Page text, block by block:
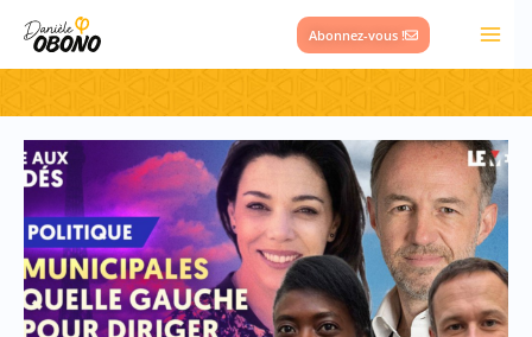
contenu
Abonnez-vous !